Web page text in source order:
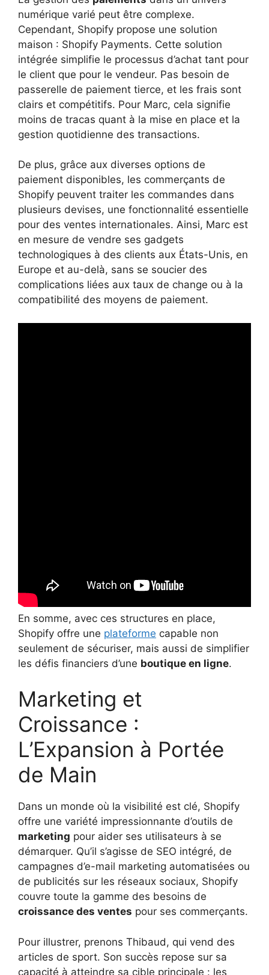
numérique varié peut être complexe.
Cependant, Shopify propose une solution
maison : Shopify Payments. Cette solution
intégrée simplifie le processus d’achat tant pour
le client que pour le vendeur. Pas besoin de
passerelle de paiement tierce, et les frais sont
clairs et compétitifs. Pour Marc, cela signifie
moins de tracas quant à la mise en place et la
gestion quotidienne des transactions.
De plus, grâce aux diverses options de
paiement disponibles, les commerçants de
Shopify peuvent traiter les commandes dans
plusieurs devises, une fonctionnalité essentielle
pour des ventes internationales. Ainsi, Marc est
en mesure de vendre ses gadgets
technologiques à des clients aux États-Unis, en
Europe et au-delà, sans se soucier des
complications liées aux taux de change ou à la
compatibilité des moyens de paiement.
En somme, avec ces structures en place,
Shopify offre une plateforme capable non
seulement de sécuriser, mais aussi de simplifier
les défis financiers d’une boutique en ligne.
Marketing et
Croissance :
L’Expansion à Portée
de Main
Dans un monde où la visibilité est clé, Shopify
offre une variété impressionnante d’outils de
marketing pour aider ses utilisateurs à se
démarquer. Qu’il s’agisse de SEO intégré, de
campagnes d’e-mail marketing automatisées ou
de publicités sur les réseaux sociaux, Shopify
couvre toute la gamme des besoins de
croissance des ventes pour ses commerçants.
Pour illustrer, prenons Thibaud, qui vend des
articles de sport. Son succès repose sur sa
capacité à atteindre sa cible principale : les